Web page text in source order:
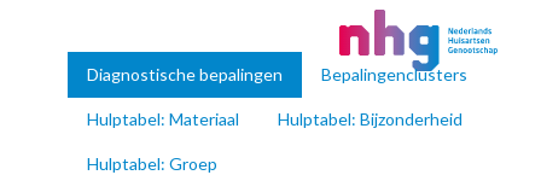
Diagnostische bepalingen Bepalingenclusters
Hulptabel: Materiaal Hulptabel: Bijzonderheid
Hulptabel: Groep